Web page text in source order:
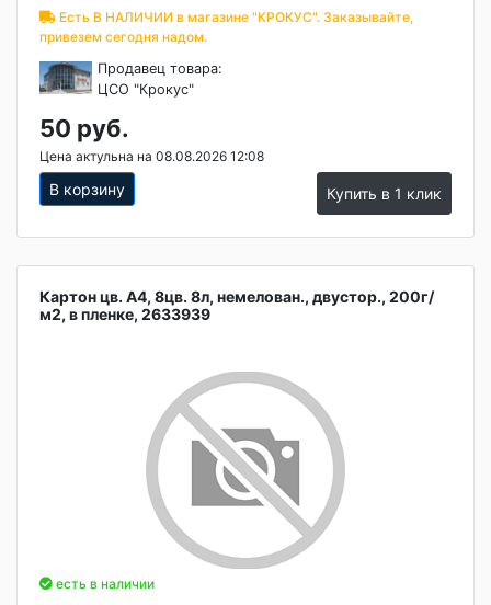
Есть В НАЛИЧИИ в магазине "КРОКУС". Заказывайте,
привезем сегодня надом.
Продавец товара:
ЦСО "Крокус"
50 руб.
Цена актульна на 08.08.2026 12:08
В корзину Купить в 1 клик
Картон цв. А4, 8цв. 8л, немелован., двустор., 200г/
м2, в пленке, 2633939
есть в наличии